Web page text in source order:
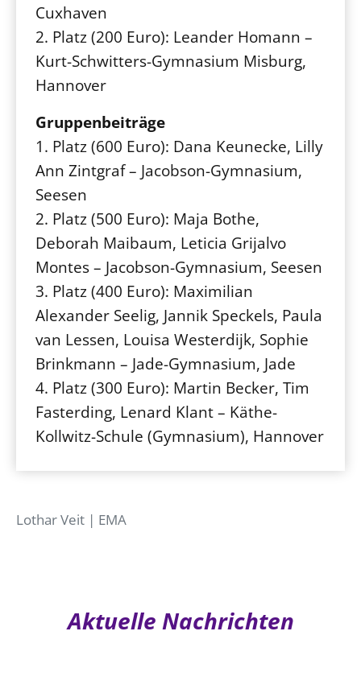
Cuxhaven
2. Platz (200 Euro): Leander Homann –
Kurt-Schwitters-Gymnasium Misburg,
Hannover
Gruppenbeiträge
1. Platz (600 Euro): Dana Keunecke, Lilly
Ann Zintgraf – Jacobson-Gymnasium,
Seesen
2. Platz (500 Euro): Maja Bothe,
Deborah Maibaum, Leticia Grijalvo
Montes – Jacobson-Gymnasium, Seesen
3. Platz (400 Euro): Maximilian
Alexander Seelig, Jannik Speckels, Paula
van Lessen, Louisa Westerdijk, Sophie
Brinkmann – Jade-Gymnasium, Jade
4. Platz (300 Euro): Martin Becker, Tim
Fasterding, Lenard Klant – Käthe-
Kollwitz-Schule (Gymnasium), Hannover
Lothar Veit | EMA
Aktuelle Nachrichten